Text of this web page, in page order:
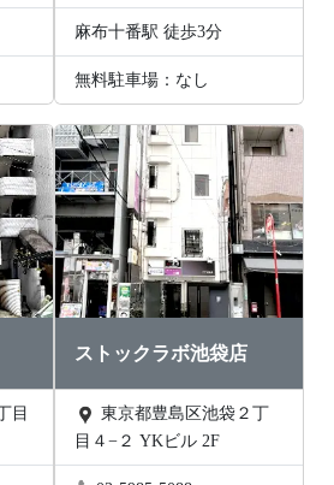
麻布十番駅 徒歩3分
無料駐車場：なし
ストックラボ池袋店
東京都豊島区池袋２丁
目４−２ YKビル 2F